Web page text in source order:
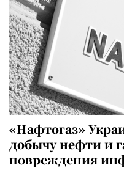
«Нафтогаз»
добычу нефти и
повреждения